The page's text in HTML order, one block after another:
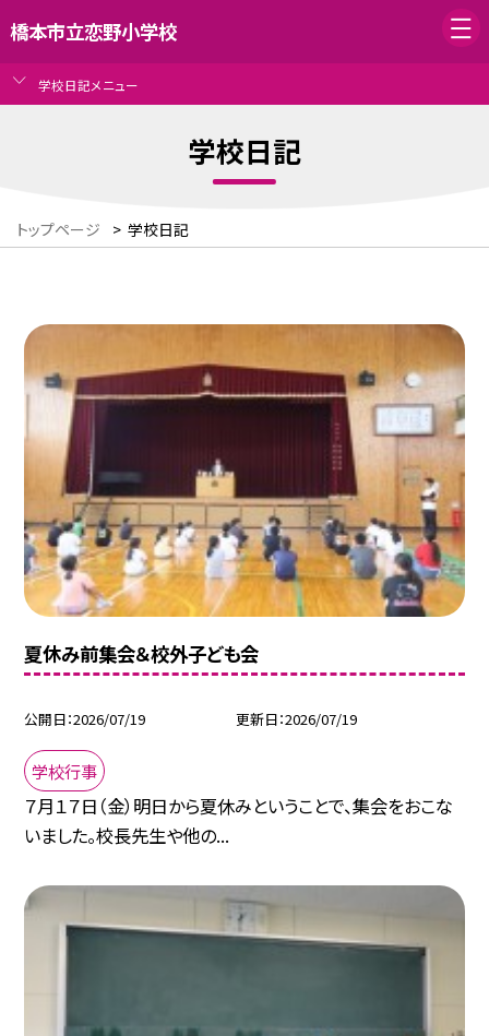
橋本市立恋野小学校
学校日記メニュー
学校日記
トップページ > 学校日記
夏休み前集会＆校外子ども会
公開日 2026/07/19 更新日 2026/07/19
学校行事
７月１７日（金）明日から夏休みということで、集会をおこな
いました。校長先生や他の...